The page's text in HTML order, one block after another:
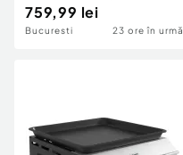
Sertare Mari, Comodă
de Dormitor din Lemn,
759,99 lei
Bucuresti 23 ore în urmă